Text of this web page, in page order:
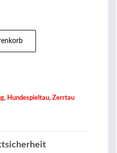
, Hundespieltau, Zerrtau